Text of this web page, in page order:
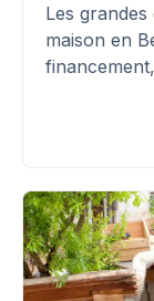
Les
maison en